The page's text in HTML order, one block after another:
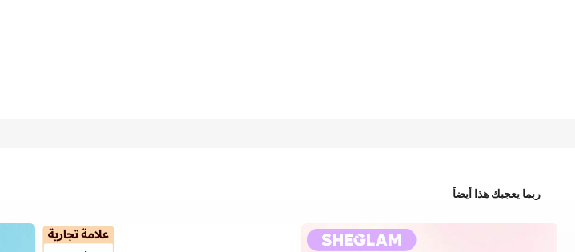
ربما يعجبك هذا أيضاً